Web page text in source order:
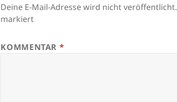
Deine E-Mail-Adresse wird nicht veröffentlicht.
markiert
KOMMENTAR *